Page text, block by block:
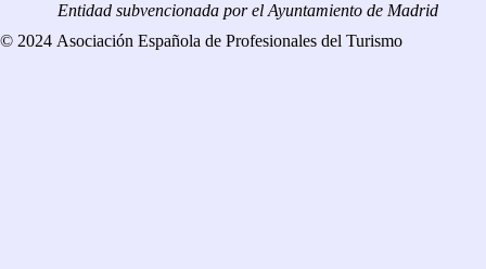
Entidad subvencionada por el Ayuntamiento de Madrid
© 2024 Asociación Española de Profesionales del Turismo